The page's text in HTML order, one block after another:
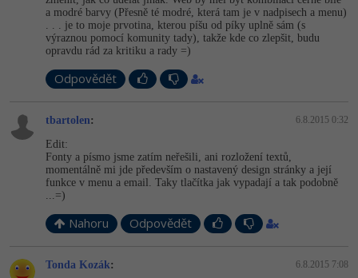
Copywriter
WordPress specialista
Algoritmy -41%
Umělá inteligence (AI)
Fórum
Time management
Windows
Sítě
Kybernetická bezpečnost
Elektronický podpis
Fórum
Video
Ostatní
Fórum
Příběhy absolventů
Kariéra
Pro firmy
a modré barvy (Přesně té modré, která tam je v nadpisech a menu)
. . . je to moje prvotina, kterou píšu od píky uplně sám (s
výraznou pomocí komunity tady), takže kde co zlepšit, budu
opravdu rád za kritiku a rady =)
Odpovědět
tbartolen: 6.8.2015 0:32
Edit:
Fonty a písmo jsme zatím neřešili, ani rozložení textů,
momentálně mi jde především o nastavený design stránky a její
funkce v menu a email. Taky tlačítka jak vypadají a tak podobně
...=)
Nahoru Odpovědět
Tonda Kozák: 6.8.2015 7:08